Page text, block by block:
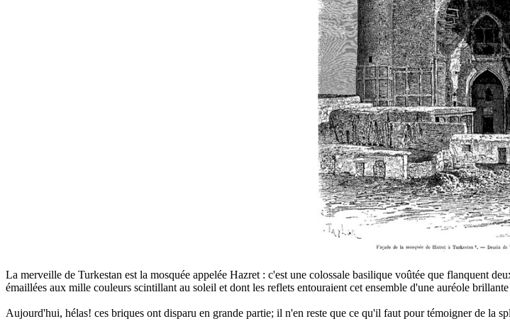
La merveille de Turkestan est la mosquée appelée Hazret : c'est une colossale basilique voûtée que flanquent
émaillées aux mille couleurs scintillant au soleil et dont les reflets entouraient cet ensemble d'une auréole brillante
Aujourd'hui, hélas! ces briques ont disparu en grande partie; il n'en reste que ce qu'il faut pour témoigner de la